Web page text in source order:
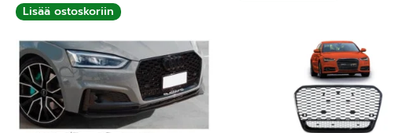
Lisää ostoskoriin